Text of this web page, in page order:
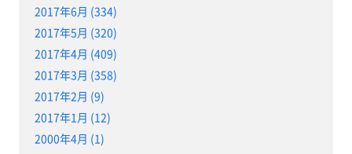
2017年6月 (334)
2017年5月 (320)
2017年4月 (409)
2017年3月 (358)
2017年2月 (9)
2017年1月 (12)
2000年4月 (1)